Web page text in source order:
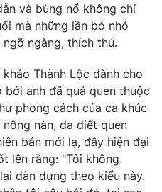
nếu không có sự chấp
VTV.vn khi phát hành lại
và bùng nổ không chỉ
mà những lần bỏ nhỏ
ngàng, thích thú.
Thành Lộc dành cho
anh đã quá quen thuộc
phong cách của ca khúc
nàn, da diết quen
bản mới lạ, đầy hiện đại
lên rằng: "Tôi không
dàn dựng theo kiểu này.